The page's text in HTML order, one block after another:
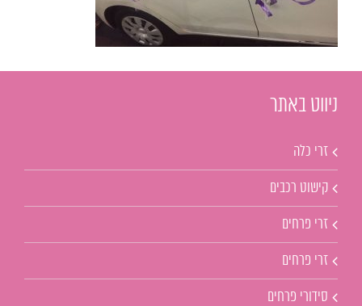
ניווט באתר
זרי כלה
קישוט רכבים
זרי פרחים
זרי פרחים
סידורי פרחים